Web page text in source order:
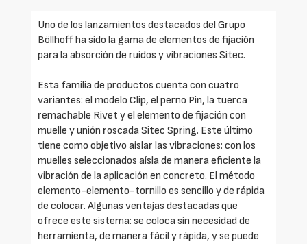
Uno de los lanzamientos destacados del Grupo
Böllhoff ha sido la gama de elementos de fijación
para la absorción de ruidos y vibraciones Sitec.
Esta familia de productos cuenta con cuatro
variantes: el modelo Clip, el perno Pin, la tuerca
remachable Rivet y el elemento de fijación con
muelle y unión roscada Sitec Spring. Este último
tiene como objetivo aislar las vibraciones: con los
muelles seleccionados aísla de manera eficiente la
vibración de la aplicación en concreto. El método
elemento-elemento-tornillo es sencillo y de rápida
de colocar. Algunas ventajas destacadas que
ofrece este sistema: se coloca sin necesidad de
herramienta, de manera fácil y rápida, y se puede